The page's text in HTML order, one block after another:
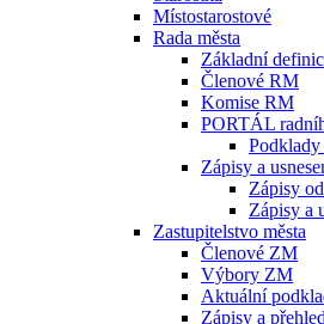
Místostarostové
Rada města
Základní
Členové RM
Komise RM
PORTÁL
Zápisy a
Zápisy
Zápisy a
Zastupitelstvo města
Členové ZM
Výbory ZM
Aktuální
Zápisy a